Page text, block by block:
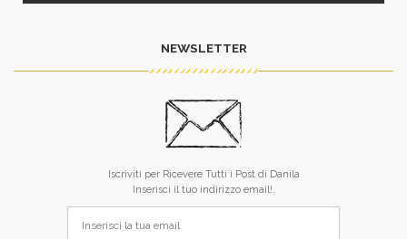
NEWSLETTER
Iscriviti per Ricevere Tutti i Post di Danila
Inserisci il tuo indirizzo email!.